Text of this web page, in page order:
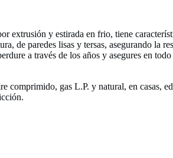
extrusión y estirada en frio, tiene
de paredes lisas y tersas, asegurando
a través de los años y asegures en
comprimido, gas L.P. y natural, en casas,